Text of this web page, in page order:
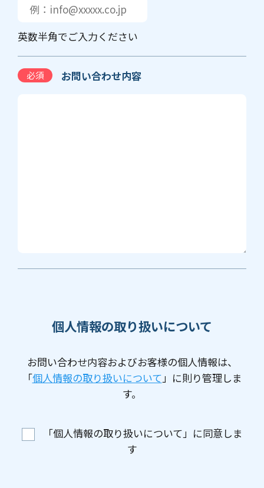
英数半角でご入力ください
必須 お問い合わせ内容
個人情報の取り扱いについて
お問い合わせ内容およびお客様の個人情報は、
「個人情報の取り扱いについて」に則り管理しま
す。
「個人情報の取り扱いについて」に同意しま
す